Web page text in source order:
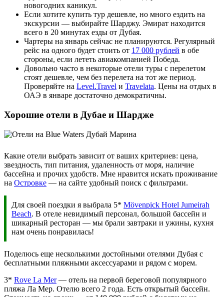
новогодних каникул.
Если хотите купить тур дешевле, но много ездить на
экскурсии — выбирайте Шарджу. Эмират находится
всего в 20 минутах езды от Дубая.
Чартеры на январь сейчас не планируются. Регулярный
рейс на одного будет стоить от 17 000 рублей в обе
стороны, если лететь авиакомпанией Победа.
Довольно часто в некоторые отели туры с перелетом
стоят дешевле, чем без перелета на тот же период.
Проверяйте на Level.Travel и Travelata. Цены на отдых в
ОАЭ в январе достаточно демократичны.
Хорошие отели в Дубае и Шардже
Какие отели выбрать зависит от ваших критериев: цена,
звездность, тип питания, удаленность от моря, наличие
бассейна и прочих удобств. Мне нравится искать проживание
на Островке — на сайте удобный поиск с фильтрами.
Для своей поездки я выбрала 5* Mövenpick Hotel Jumeirah
Beach. В отеле невидимый персонал, большой бассейн и
шикарный ресторан — мы брали завтраки и ужины, кухня
нам очень понравилась!
Поделюсь еще несколькими достойными отелями Дубая с
бесплатными пляжными аксессуарами и рядом с морем.
3* Rove La Mer— отель на первой береговой популярного
пляжа Ла Мер. Отелю всего 2 года. Есть открытый бассейн.